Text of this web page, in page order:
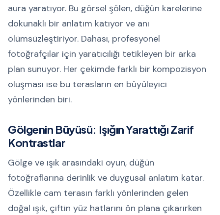
aura yaratıyor. Bu görsel şölen, düğün karelerine
dokunaklı bir anlatım katıyor ve anı
ölümsüzleştiriyor. Dahası, profesyonel
fotoğrafçılar için yaratıcılığı tetikleyen bir arka
plan sunuyor. Her çekimde farklı bir kompozisyon
oluşması ise bu terasların en büyüleyici
yönlerinden biri.
Gölgenin Büyüsü: Işığın Yarattığı Zarif
Kontrastlar
Gölge ve ışık arasındaki oyun, düğün
fotoğraflarına derinlik ve duygusal anlatım katar.
Özellikle cam terasın farklı yönlerinden gelen
doğal ışık, çiftin yüz hatlarını ön plana çıkarırken